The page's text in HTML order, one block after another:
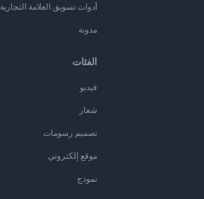
أدوات تسويق العلامة التجارية
مدونة
الفئات
فيديو
شعار
تصميم رسومات
موقع إلكتروني
نموذج